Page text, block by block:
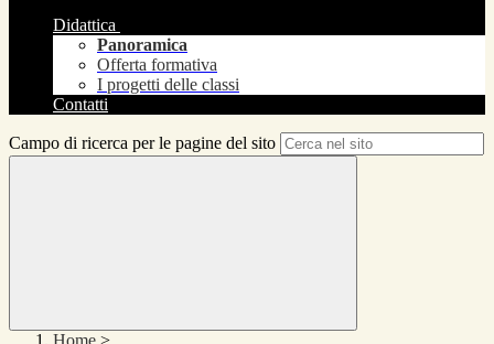
Didattica
Panoramica
Offerta formativa
I progetti delle classi
Contatti
Campo di ricerca per le pagine del sito